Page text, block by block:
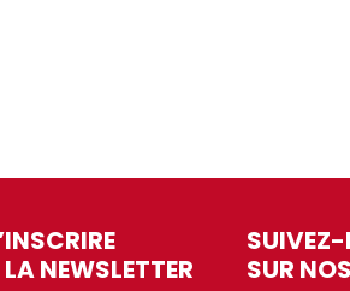
NEWSLETTER
SUR